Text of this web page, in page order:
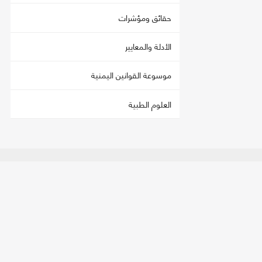
حقائق ومؤشرات
الأدلة والمعايير
موسوعة القوانين اليمنية
العلوم الطبية